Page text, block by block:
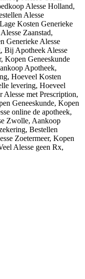
Alesse Holland,
Alesse
Kosten Generieke
Zaanstad,
Generieke Alesse
Bij Apotheek Alesse
Kopen Geneeskunde
Apotheek,
Hoeveel Kosten
levering, Hoeveel
met Prescription,
Geneeskunde, Kopen
online de apotheek,
Zwolle, Aankoop
Bestellen
Zoetermeer, Kopen
Alesse geen Rx,